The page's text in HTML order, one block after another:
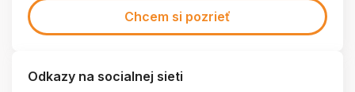
Chcem si pozrieť
Odkazy na socialnej sieti